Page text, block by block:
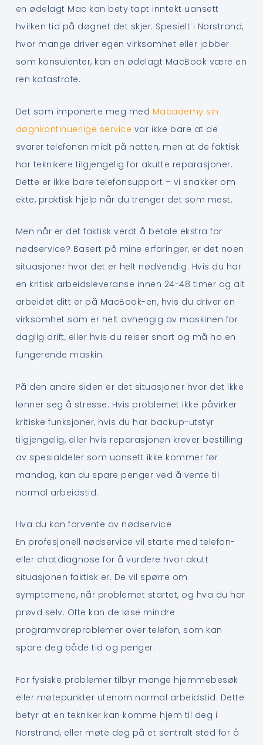
en ødelagt Mac kan bety tapt inntekt uansett
hvilken tid på døgnet det skjer. Spesielt i Norstrand,
hvor mange driver egen virksomhet eller jobber
som konsulenter, kan en ødelagt MacBook være en
ren katastrofe.
Det som imponerte meg med Macademy sin
døgnkontinuerlige service var ikke bare at de
svarer telefonen midt på natten, men at de faktisk
har teknikere tilgjengelig for akutte reparasjoner.
Dette er ikke bare telefonsupport – vi snakker om
ekte, praktisk hjelp når du trenger det som mest.
Men når er det faktisk verdt å betale ekstra for
nødservice? Basert på mine erfaringer, er det noen
situasjoner hvor det er helt nødvendig: Hvis du har
en kritisk arbeidsleveranse innen 24-48 timer og alt
arbeidet ditt er på MacBook-en, hvis du driver en
virksomhet som er helt avhengig av maskinen for
daglig drift, eller hvis du reiser snart og må ha en
fungerende maskin.
På den andre siden er det situasjoner hvor det ikke
lønner seg å stresse. Hvis problemet ikke påvirker
kritiske funksjoner, hvis du har backup-utstyr
tilgjengelig, eller hvis reparasjonen krever bestilling
av spesialdeler som uansett ikke kommer før
mandag, kan du spare penger ved å vente til
normal arbeidstid.
Hva du kan forvente av nødservice
En profesjonell nødservice vil starte med telefon-
eller chatdiagnose for å vurdere hvor akutt
situasjonen faktisk er. De vil spørre om
symptomene, når problemet startet, og hva du har
prøvd selv. Ofte kan de løse mindre
programvareproblemer over telefon, som kan
spare deg både tid og penger.
For fysiske problemer tilbyr mange hjemmebesøk
eller møtepunkter utenom normal arbeidstid. Dette
betyr at en tekniker kan komme hjem til deg i
Norstrand, eller møte deg på et sentralt sted for å